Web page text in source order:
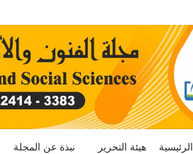
الرئيسية هيئة التحرير نبذة عن المجلة